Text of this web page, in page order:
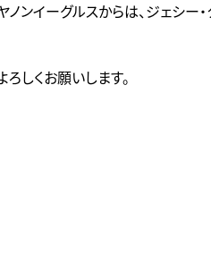
ノンイーグルスからは、 ジェシー・
ろしくお願いします。